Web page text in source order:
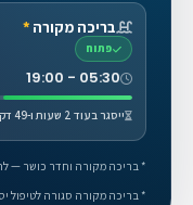
בריכה מקורה *
פתוח
05:30 - 19:00
ייסגר בעוד 2 שעות ו-49 דקות
* בריכה מקורה וחדר כושר —
* בריכה מקורה סגורה לטיפול